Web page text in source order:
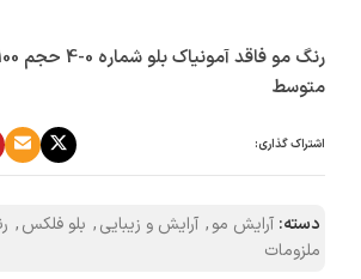
متوسط
اشتراک گذاری:
دسته: آرایش مو, آرایش و زیبایی, بلو فلکس,
ملزومات